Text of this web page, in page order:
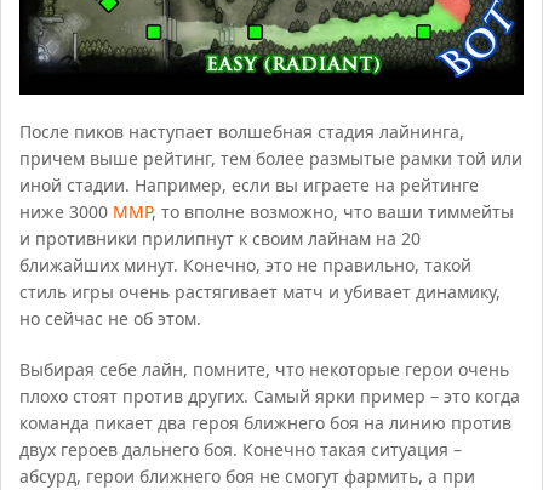
После пиков наступает волшебная стадия лайнинга,
причем выше рейтинг, тем более размытые рамки той или
иной стадии. Например, если вы играете на рейтинге
ниже 3000 ММР, то вполне возможно, что ваши тиммейты
и противники прилипнут к своим лайнам на 20
ближайших минут. Конечно, это не правильно, такой
стиль игры очень растягивает матч и убивает динамику,
но сейчас не об этом.
Выбирая себе лайн, помните, что некоторые герои очень
плохо стоят против других. Самый ярки пример – это когда
команда пикает два героя ближнего боя на линию против
двух героев дальнего боя. Конечно такая ситуация –
абсурд, герои ближнего боя не смогут фармить, а при